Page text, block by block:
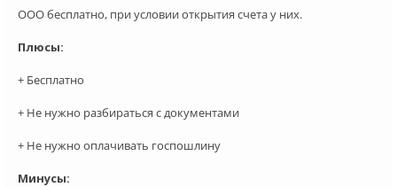
ООО бесплатно, при условии открытия счета у них.
Плюсы:
+ Бесплатно
+ Не нужно разбираться с документами
+ Не нужно оплачивать госпошлину
Минусы: